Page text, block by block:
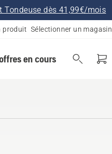
Tondeuse dès 41,99€/mois
produit Sélectionner un magasin
en cours